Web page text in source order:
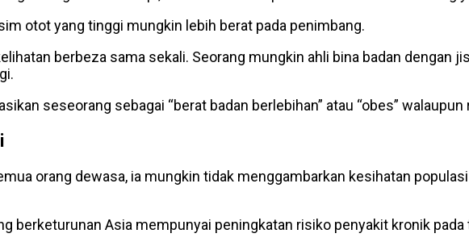
otot yang tinggi mungkin lebih berat pada penimbang.
berbeza sama sekali. Seorang mungkin ahli bina badan dengan
seseorang sebagai “berat badan berlebihan” atau “obes” walaupun
orang dewasa, ia mungkin tidak menggambarkan kesihatan
berketurunan Asia mempunyai peningkatan risiko penyakit kronik